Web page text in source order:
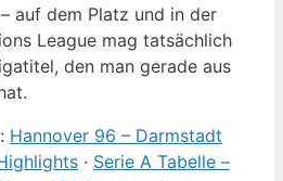
auf dem Platz und in der
League mag tatsächlich
den man gerade aus
Hannover 96 – Darmstadt
· Serie A Tabelle –